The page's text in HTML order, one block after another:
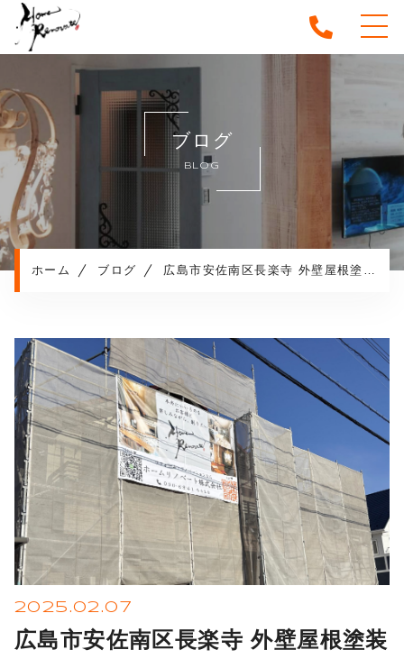
当社について
施工メニュー
施工実績
施工の流れ
よくある質問
ブログ
BLOG
ホーム ブログ 広島市安佐南区長楽寺 外壁屋根塗装工事
2025.02.07
広島市安佐南区長楽寺 外壁屋根塗装